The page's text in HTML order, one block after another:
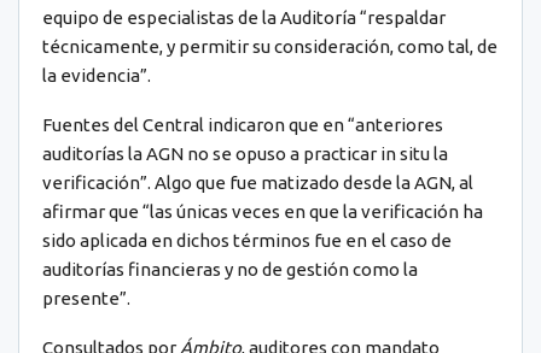
equipo de especialistas de la Auditoría “respaldar
técnicamente, y permitir su consideración, como tal, de
la evidencia”.
Fuentes del Central indicaron que en “anteriores
auditorías la AGN no se opuso a practicar in situ la
verificación”. Algo que fue matizado desde la AGN, al
afirmar que “las únicas veces en que la verificación ha
sido aplicada en dichos términos fue en el caso de
auditorías financieras y no de gestión como la
presente”.
Consultados por Ámbito, auditores con mandato